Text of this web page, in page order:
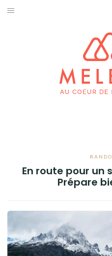
Aller
En route pour un
Prépare
SPORTS D’HIVER
BIVOUAC
AUTRES SPORTS